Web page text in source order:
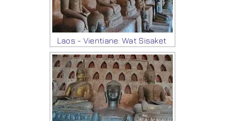
Laos - Vientiane: Wat Sisaket